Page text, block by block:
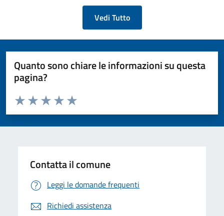
Vedi Tutto
Quanto sono chiare le informazioni su questa
pagina?
Valuta da 1 a 5 stelle la pagina
Valuta 5 stelle su 5
Valuta 4 stelle su 5
Valuta 3 stelle su 5
Valuta 2 stelle su 5
Valuta 1 stelle su 5
Contatta il comune
Leggi le domande frequenti
Richiedi assistenza